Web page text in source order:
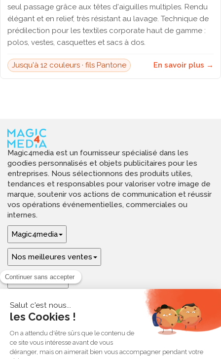
seul passage grâce aux têtes d'aiguilles multiples. Rendu
élégant et en relief, très résistant au lavage. Technique de
prédilection pour les textiles corporate haut de gamme :
polos, vestes, casquettes et sacs à dos.
Jusqu'à 12 couleurs · fils Pantone En savoir plus →
Magic4media est un fournisseur spécialisé dans les
goodies personnalisés et objets publicitaires pour les
entreprises. Nous sélectionnons des produits utiles,
tendances et responsables pour valoriser votre image de
marque, soutenir vos actions de communication et réussir
vos opérations événementielles, commerciales ou
internes.
Magic4media
Nos meilleures ventes
Guides & aide
Ressources & inspirations